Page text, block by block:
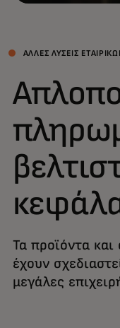
ΆΛΛΕΣ ΛΎΣΕΙΣ
Τα προϊόντα
έχουν
μεγάλες